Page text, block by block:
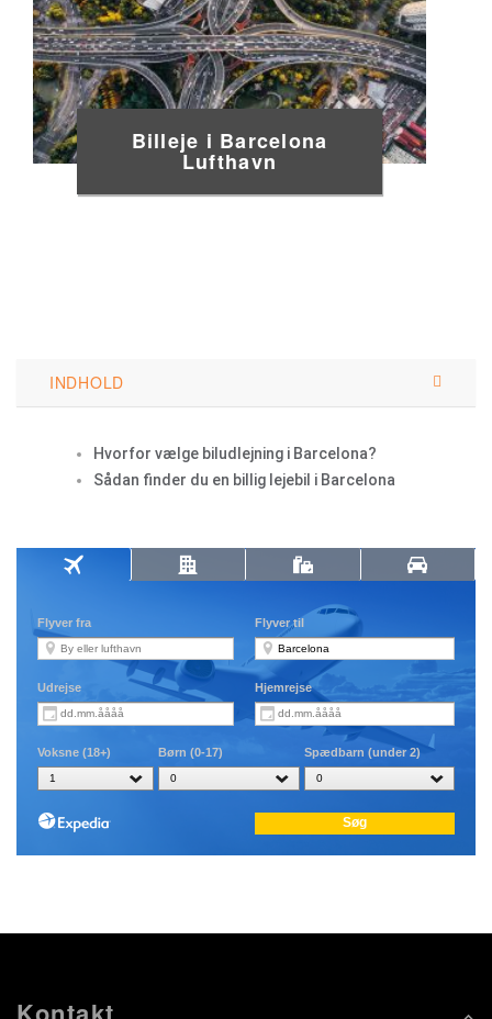
Billeje i Barcelona
Lufthavn
INDHOLD
Hvorfor vælge biludlejning i Barcelona?
Sådan finder du en billig lejebil i Barcelona
Kontakt